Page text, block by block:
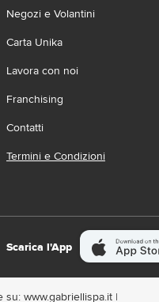
Negozi e Volantini
Carta Unika
Lavora con noi
Franchising
Contatti
Termini e Condizioni
Scarica l'App
www.gabriellispa.it |